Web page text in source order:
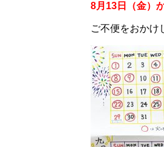
8月13日（金）
ご不便をおかけ